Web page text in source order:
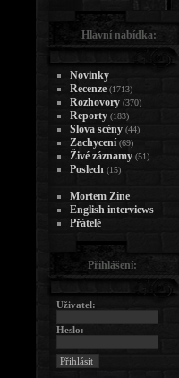
Hlavní nabídka:
Novinky
Recenze (1713)
Rozhovory (370)
Reporty (183)
Slova scény (44)
Zachycení (69)
Živé záznamy (51)
Poslech (15)
Mortem Zine
English interviews
Přátelé
Přihlášení:
Uživatel:
Heslo: